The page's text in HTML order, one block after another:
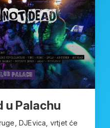
u Palachu
DJEvica, vrtjet će